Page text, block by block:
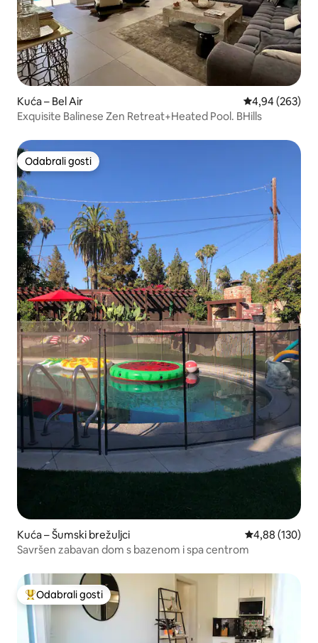
Kuća – Bel Air Prosječna
4,94 (263)
Exquisite Balinese Zen Retreat+Heated Pool. BHills
Odabrali gosti
Odabrali gosti
Kuća – Šumski brežuljci Prosječna
4,88 (130)
Savršen zabavan dom s bazenom i spa centrom
Među najviše rangiranima s oznakom „Odabrali gosti”
Odabrali gosti